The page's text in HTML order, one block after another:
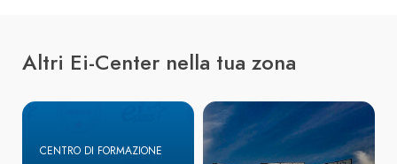
Altri Ei-Center nella tua zona
CENTRO DI FORMAZIONE